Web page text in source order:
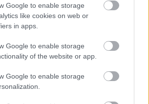
Google to enable storage
like cookies on web or
in apps.
Google to enable storage
of the website or app.
Google to enable storage
Fontos a postaládákba költöző
széncinegék védelme
Amire többmillióan vártunk: szombattól
másodfokúra csökken a riasztás